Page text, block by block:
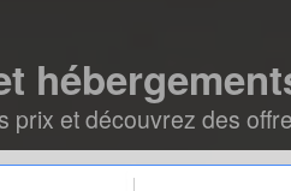
et découvrez des